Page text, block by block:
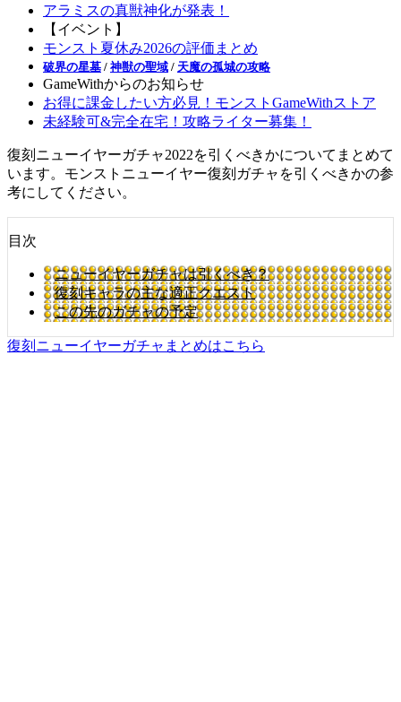
アラミスの真獣神化が発表！
【イベント】
モンスト夏休み2026の評価まとめ
破界の星墓 / 神獣の聖域 / 天魔の孤城の攻略
GameWithからのお知らせ
お得に課金したい方必見！モンストGameWithストア
未経験可&完全在宅！攻略ライター募集！
復刻ニューイヤーガチャ2022を引くべきかについてまとめて
います。モンストニューイヤー復刻ガチャを引くべきかの参
考にしてください。
目次
ニューイヤーガチャは引くべき？
復刻キャラの主な適正クエスト
この先のガチャの予定
復刻ニューイヤーガチャまとめはこちら